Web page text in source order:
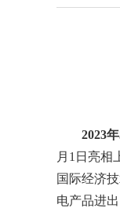
2023
月1日亮相
国际经济
电产品进